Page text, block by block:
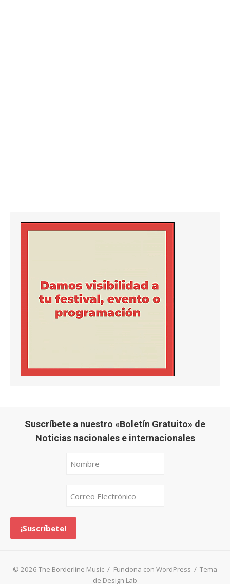
Suscríbete a nuestro «Boletín Gratuito» de
Noticias nacionales e internacionales
© 2026 The Borderline Music / Funciona con WordPress / Tema
de Design Lab